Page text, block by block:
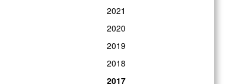
2021
2020
2019
2018
2017